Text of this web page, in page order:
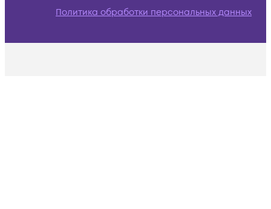
Политика обработки персональных данных